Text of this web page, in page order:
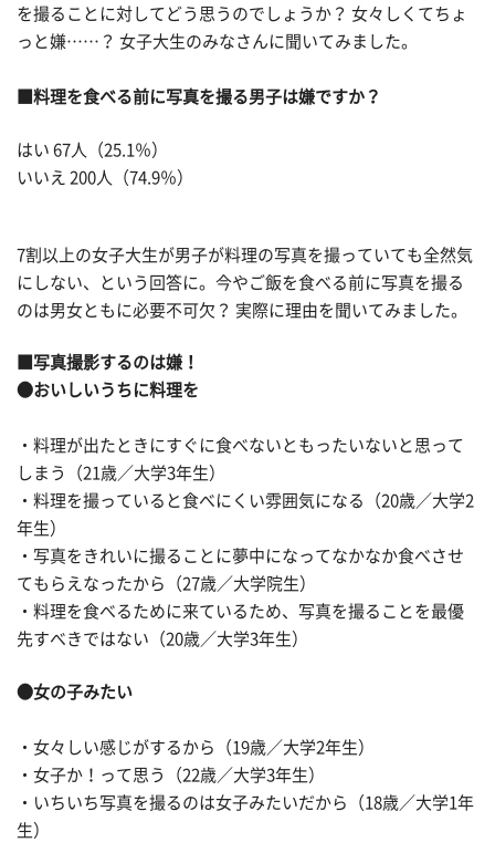
を撮ることに対してどう思うのでしょうか？ 女々しくてちょ
っと嫌……？ 女子大生のみなさんに聞いてみました。
■料理を食べる前に写真を撮る男子は嫌ですか？
はい 67人（25.1％）
いいえ 200人（74.9％）
7割以上の女子大生が男子が料理の写真を撮っていても全然気
にしない、という回答に。今やご飯を食べる前に写真を撮る
のは男女ともに必要不可欠？ 実際に理由を聞いてみました。
■写真撮影するのは嫌！
●おいしいうちに料理を
・料理が出たときにすぐに食べないともったいないと思って
しまう（21歳／大学3年生）
・料理を撮っていると食べにくい雰囲気になる（20歳／大学2
年生）
・写真をきれいに撮ることに夢中になってなかなか食べさせ
てもらえなったから（27歳／大学院生）
・料理を食べるために来ているため、写真を撮ることを最優
先すべきではない（20歳／大学3年生）
●女の子みたい
・女々しい感じがするから（19歳／大学2年生）
・女子か！って思う（22歳／大学3年生）
・いちいち写真を撮るのは女子みたいだから（18歳／大学1年
生）